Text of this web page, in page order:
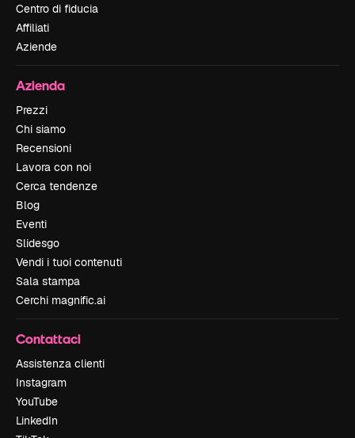
Centro di fiducia
Affiliati
Aziende
Azienda
Prezzi
Chi siamo
Recensioni
Lavora con noi
Cerca tendenze
Blog
Eventi
Slidesgo
Vendi i tuoi contenuti
Sala stampa
Cerchi magnific.ai
Contattaci
Assistenza clienti
Instagram
YouTube
LinkedIn